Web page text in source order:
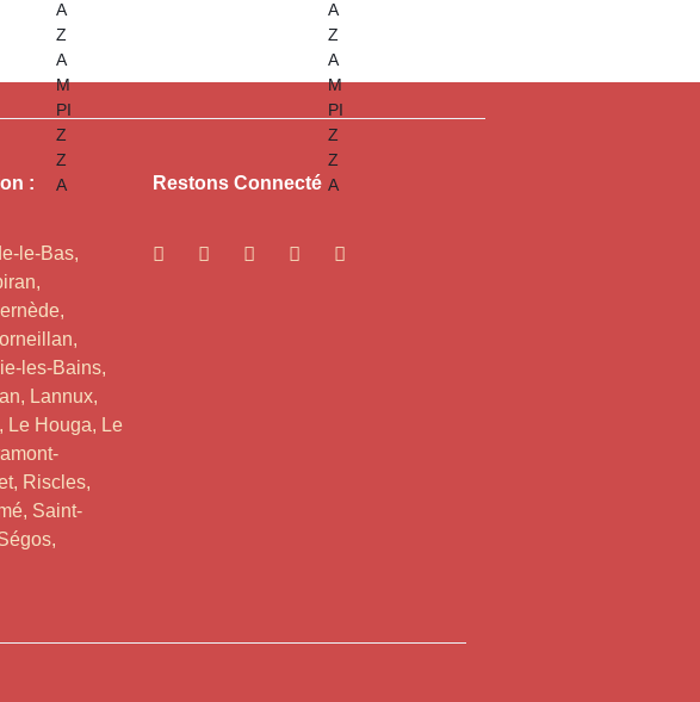
:
le-Bas,
les-Bains,
Lannux,
Le Houga, Le
Riscles,
Saint-
Restons Connecté​